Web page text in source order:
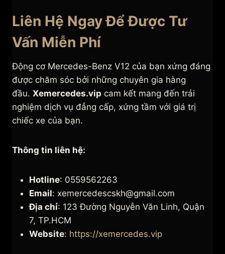
Liên Hệ Ngay Để Được Tư
Vấn Miễn Phí
Động cơ Mercedes-Benz V12 của bạn xứng đáng
được chăm sóc bởi những chuyên gia hàng
đầu. Xemercedes.vip cam kết mang đến trải
nghiệm dịch vụ đẳng cấp, xứng tầm với giá trị
chiếc xe của bạn.
Thông tin liên hệ:
Hotline: 0559562263
Email: xemercedescskh@gmail.com
Địa chỉ: 123 Đường Nguyễn Văn Linh, Quận
7, TP.HCM
Website: https://xemercedes.vip